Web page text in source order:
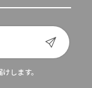
します。